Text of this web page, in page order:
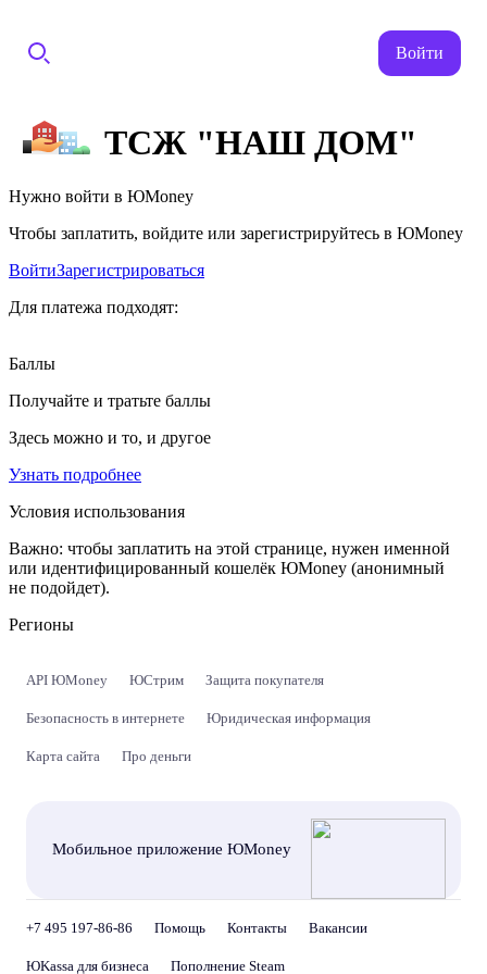
Войти
ТСЖ "НАШ ДОМ"
Нужно войти в ЮMoney
Чтобы заплатить, войдите или зарегистрируйтесь в ЮMoney
ВойтиЗарегистрироваться
Для платежа подходят:
Баллы
Получайте и тратьте баллы
Здесь можно и то, и другое
Узнать подробнее
Условия использования
Важно: чтобы заплатить на этой странице, нужен именной
или идентифицированный кошелёк ЮMoney (анонимный
не подойдет).
Регионы
API ЮMoney ЮСтрим Защита покупателя
Безопасность в интернете Юридическая информация
Карта сайта Про деньги
Мобильное приложение ЮMoney
+7 495 197-86-86 Помощь Контакты Вакансии
ЮKassa для бизнеса Пополнение Steam